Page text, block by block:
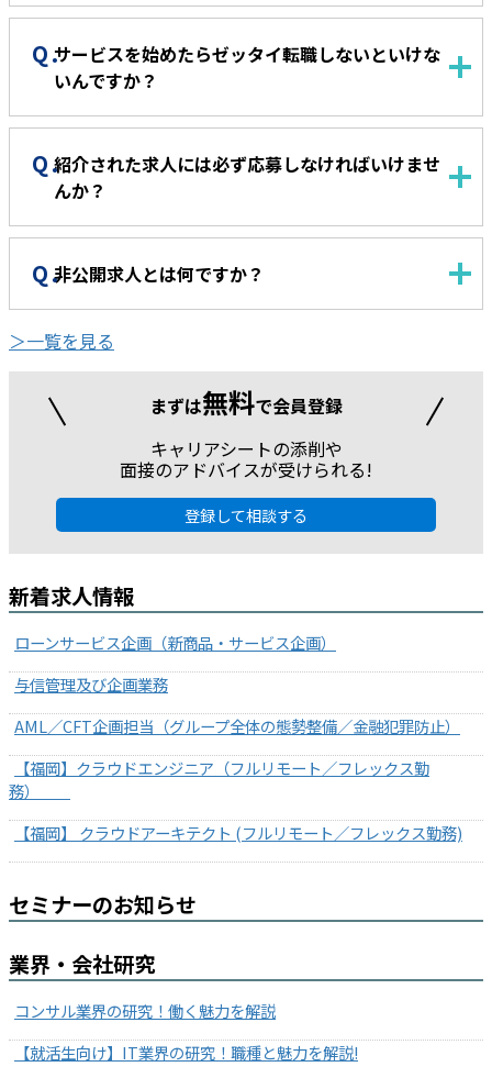
サービスを始めたらゼッタイ転職しないといけな
いんですか？
紹介された求人には必ず応募しなければいけませ
んか？
非公開求人とは何ですか？
＞一覧を見る
まずは無料で会員登録
キャリアシートの添削や
面接のアドバイスが受けられる!
登録して相談する
新着求人情報
ローンサービス企画（新商品・サービス企画）
与信管理及び企画業務
AML／CFT企画担当（グループ全体の態勢整備／金融犯罪防止）
【福岡】クラウドエンジニア（フルリモート／フレックス勤
務）
【福岡】 クラウドアーキテクト (フルリモート／フレックス勤務)
セミナーのお知らせ
業界・会社研究
コンサル業界の研究！働く魅力を解説
【就活生向け】IT業界の研究！職種と魅力を解説!